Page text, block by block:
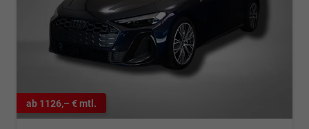
ab 1126,– € mtl.